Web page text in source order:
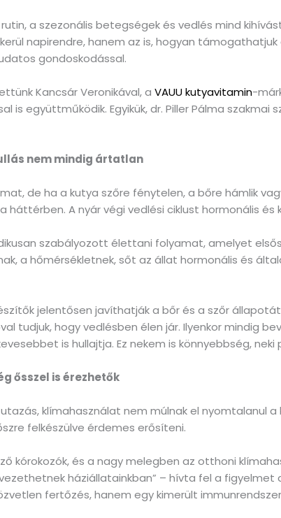
a szezonális betegségek és vedlés mind
napirendre, hanem az is, hogyan
gondoskodással.
Kancsár Veronikával, aVAUU kutyavitamin-
is együttműködik. Egyikük, dr. Piller Pálma
nem mindig ártatlan
de ha a kutya szőre fénytelen, a bőre hámlik
A nyár végi vedlési ciklust hormonális és
szabályozott élettani folyamat, amelyet
a hőmérsékletnek, sőt az állat hormonális és
jelentősen javíthatják a bőr és a szőr
tudjuk, hogy vedlésben élen jár. Ilyenkor mindig
is hullajtja. Ez nekem is könnyebbség,
ősszel is érezhetők
klímahasználat nem múlnak el nyomtalanul
felkészülve érdemes erősíteni.
kórokozók, és a nagy melegben az otthoni
háziállatainkban” – hívta fel a figyelmet
fertőzés, hanem egy kimerült